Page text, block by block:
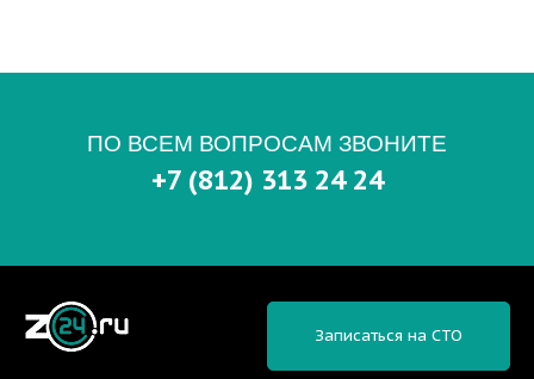
ПО ВСЕМ ВОПРОСАМ ЗВОНИТЕ
+7 (812) 313 24 24
Записаться на СТО